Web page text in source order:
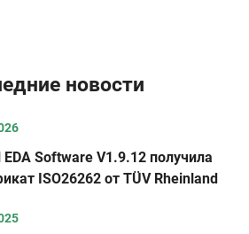
новости
EDA Software V1.9.12 получила
ISO26262 от TÜV Rheinland